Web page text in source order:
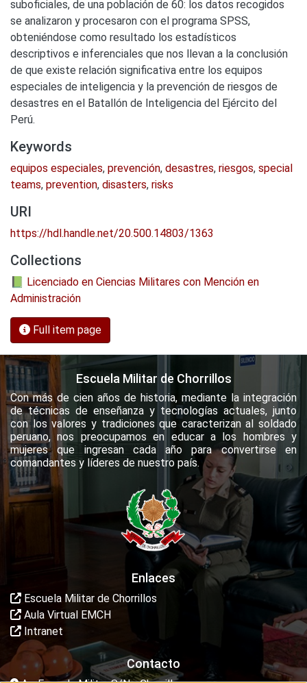
suboficiales, de una población de 60: los datos recogidos
se analizaron y procesaron con el programa SPSS,
obteniéndose como resultado los estadísticos
descriptivos e inferenciales que nos llevan a la conclusión
de que existe relación significativa entre los equipos
especiales de inteligencia y la prevención de riesgos de
desastres en el Batallón de Inteligencia del Ejército del
Perú.
Keywords
equipos especiales, prevención, desastres, riesgos, special
teams, prevention, disasters, risks
URI
https://hdl.handle.net/20.500.14803/1363
Collections
📗 Licenciado en Ciencias Militares con Mención en
Administración
Full item page
Escuela Militar de Chorrillos
Con más de cien años de historia, mediante la integración
de técnicas de enseñanza y tecnologías actuales, junto
con los valores y tradiciones que caracterizan al soldado
peruano, nos preocupamos en educar a los hombres y
mujeres que ingresan cada año para convertirse en
comandantes y líderes de nuestro país.
Enlaces
Escuela Militar de Chorrillos
Aula Virtual EMCH
Intranet
Contacto